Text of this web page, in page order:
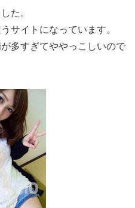
た。
サイトになっています。
多すぎてややっこしいので